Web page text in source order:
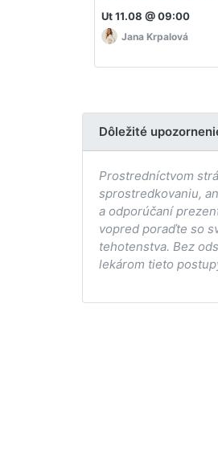
Ut 11.08 @ 09:00
Jana Krpalová
Dôležité
Prostredníctvom
sprostredkovaniu,
a odporúčaní
vopred poraďte so
tehotenstva. Bez
lekárom tieto